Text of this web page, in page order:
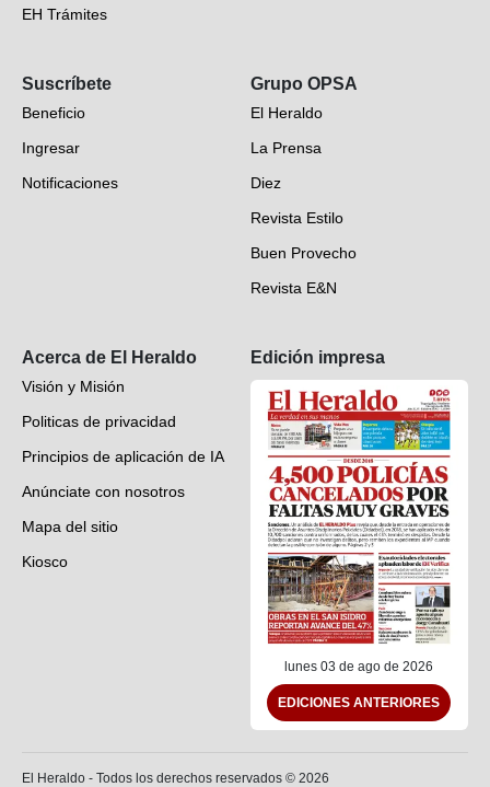
EH Trámites
EH Verifica
Fotogalerías
Deportes
Videos
Suscríbete
Beneficio
Ingresar
Notificaciones
Grupo OPSA
El Heraldo
La Prensa
Diez
Revista Estilo
Buen Provecho
Revista E&N
Acerca de El Heraldo
Visión y Misión
Politicas de privacidad
Principios de aplicación de IA
Anúnciate con nosotros
Mapa del sitio
Kiosco
Edición impresa
lunes 03 de ago de 2026
EDICIONES ANTERIORES
El Heraldo - Todos los derechos reservados © 2026